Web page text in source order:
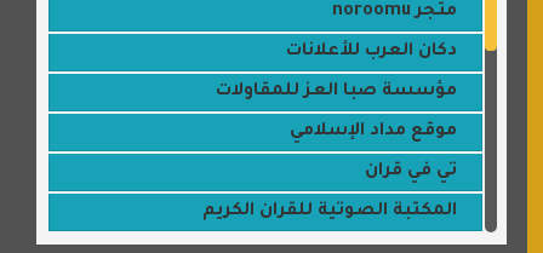
متجر noroomu
دكان العرب للأعلانات
مؤسسة صبا العز للمقاولات
موقع مداد الإسلامي
تي في قران
المكتبة الصوتية للقران الكريم